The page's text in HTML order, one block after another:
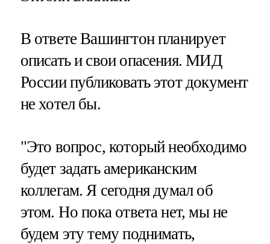
В ответе Вашингтон планирует
описать и свои опасения. МИД
России публиковать этот документ
не хотел бы.
"Это вопрос, который необходимо
будет задать американским
коллегам. Я сегодня думал об
этом. Но пока ответа нет, мы не
будем эту тему поднимать,